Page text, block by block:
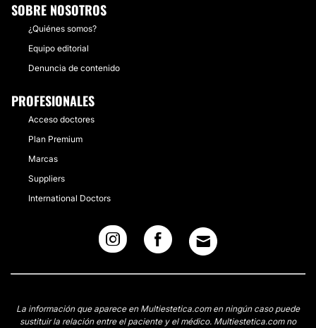
SOBRE NOSOTROS
¿Quiénes somos?
Equipo editorial
Denuncia de contenido
PROFESIONALES
Acceso doctores
Plan Premium
Marcas
Suppliers
International Doctors
La información que aparece en Multiestetica.com en ningún caso puede
sustituir la relación entre el paciente y el médico. Multiestetica.com no